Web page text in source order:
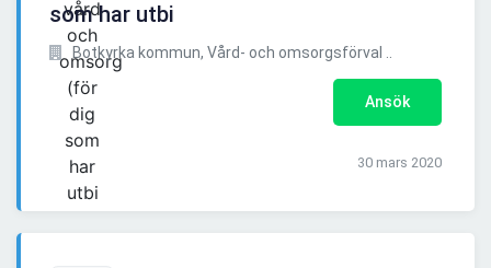
som har utbi
Botkyrka kommun, Vård- och omsorgsförval ..
Ansök
30 mars 2020